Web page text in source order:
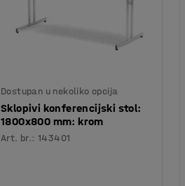
Dostupan u nekoliko opcija
Sklopivi konferencijski stol:
1800x800 mm: krom
Art. br.:143401